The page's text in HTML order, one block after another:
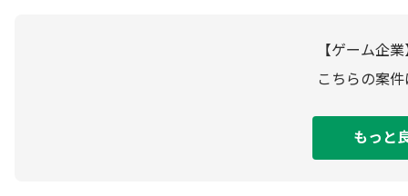
【ゲーム企
こちらの案
もっと